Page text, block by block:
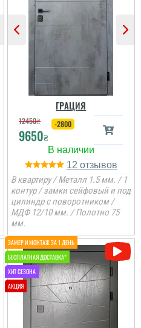
Ірина
Двері дуже
сподобались, дякую за
все від заміру до
установки.
Олег
ГРАЦИЯ
12450₴
9650₴
-2800
12
В квартиру / Металл 1.5 мм. / 1
контур / замки сейфовый и под
цилиндр с поворотником /
МДФ 12/10 мм. / Полотно 75
мм.